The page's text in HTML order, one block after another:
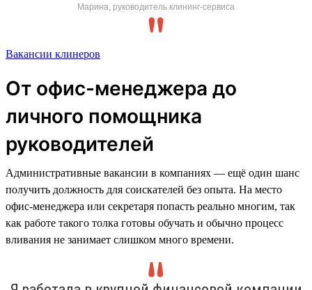
Марина, руководитель клининг-сервиса
Вакансии клинеров
От офис-менеджера до
личного помощника
руководителей
Административные вакансии в компаниях — ещё один шанс
получить должность для соискателей без опыта. На место
офис-менеджера или секретаря попасть реально многим, так
как работе такого толка готовы обучать и обычно процесс
вливания не занимает слишком много времени.